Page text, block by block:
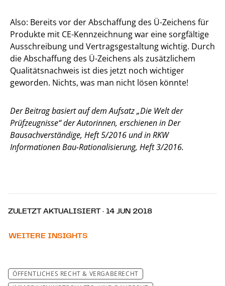
Also: Bereits vor der Abschaffung des Ü-Zeichens für
Produkte mit CE-Kennzeichnung war eine sorgfältige
Ausschreibung und Vertragsgestaltung wichtig. Durch
die Abschaffung des Ü-Zeichens als zusätzlichem
Qualitätsnachweis ist dies jetzt noch wichtiger
geworden. Nichts, was man nicht lösen könnte!
Der Beitrag basiert auf dem Aufsatz „Die Welt der
Prüfzeugnisse“der Autorinnen, erschienen in Der
Bausachverständige, Heft 5/2016 und in RKW
Informationen Bau-Rationalisierung, Heft 3/2016.
ZULETZT AKTUALISIERT · 14 JUN 2018
WEITERE INSIGHTS
ÖFFENTLICHES RECHT & VERGABERECHT